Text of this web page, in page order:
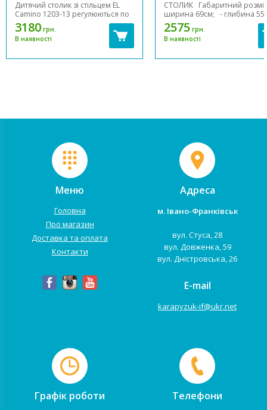
Дитячий столик зі стільцем EL
Camino 1203-13 регулюються по
висоті та виконані з МДФ та
пластику. Основні
характеристики: Стіл та стільчик
Полиця для зберігання. 2
3180 грн.
В наявності
СТОЛИК Габаритний
ширина 69см; - глибина
висота 49-52-56см (3
- стільниця 55 х 40см;
СТУЛЬЧИК Габаритний...
2575 грн.
В наявності
Меню
Головна
Про магазин
Доставка та оплата
Контакти
Адреса
м. Івано-Франківськ
вул. Стуса, 28
вул. Довженка, 59
вул. Дністровська, 26
E-mail
karapyzuk-if@ukr.net
Графік роботи Телефони